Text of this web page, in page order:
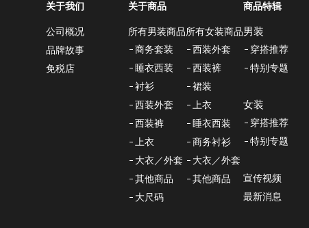
关于我们
公司概况
品牌故事
免税店
关于商品
所有男装商品
商务套装
睡衣西装
衬衫
西装外套
西装裤
上衣
大衣／外套
其他商品
大尺码
所有女装商品
西装外套
西装裤
裙装
上衣
睡衣西装
商务衬衫
大衣／外套
其他商品
商品特辑
男装
穿搭推荐
特别专题
女装
穿搭推荐
特别专题
宣传视频
最新消息